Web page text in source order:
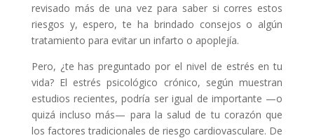
revisado más de una vez para saber si corres estos
riesgos y, espero, te ha brindado consejos o algún
tratamiento para evitar un infarto o apoplejía.
Pero, ¿te has preguntado por el nivel de estrés en tu
vida? El estrés psicológico crónico, según muestran
estudios recientes, podría ser igual de importante —o
quizá incluso más— para la salud de tu corazón que
los factores tradicionales de riesgo cardiovasculare. De